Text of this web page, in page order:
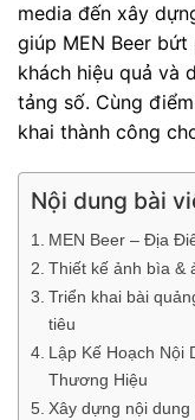
media đến xây
giúp MEN Beer
khách hiệu quả và
tảng số. Cùng
khai thành công
Nội dung bài
MEN Beer – Địa
Thiết kế ảnh bìa &
Triển khai bài
tiêu
Lập Kế Hoạch Nội
Thương Hiệu
Xây dựng nội dung